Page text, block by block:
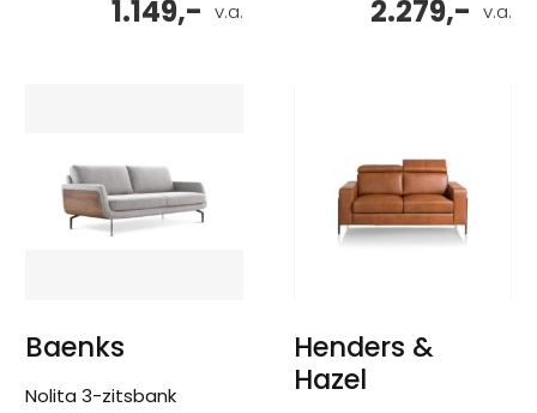
v.a.
1.149,-
v.a.
2.279,-
Baenks
Nolita 3-zitsbank
Henders &
Hazel